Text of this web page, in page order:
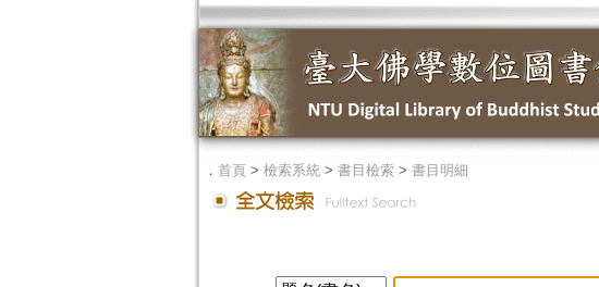
． 首頁> 檢索系統> 書目檢索> 書目明細